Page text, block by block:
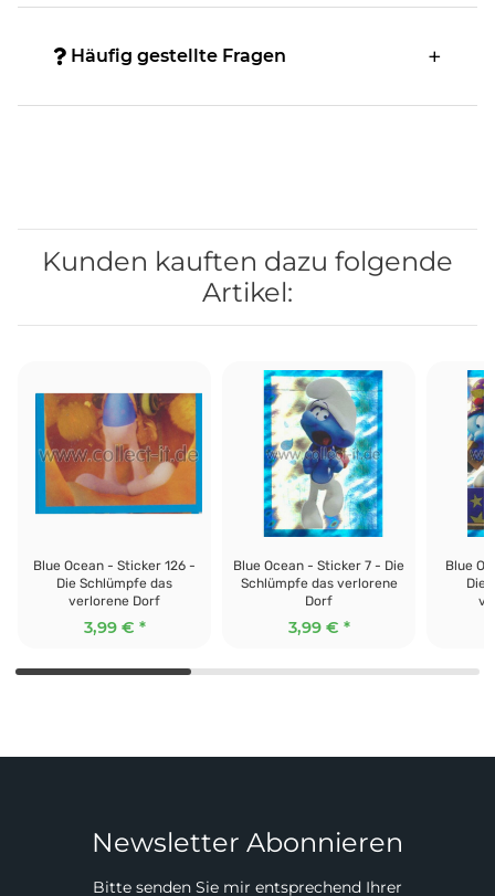
Häufig gestellte Fragen
Kunden kauften dazu folgende
Artikel:
Blue Ocean - Sticker 126 -
Die Schlümpfe das
verlorene Dorf
3,99 € *
Blue Ocean - Sticker 7 - Die
Schlümpfe das verlorene
Dorf
3,99 € *
Blue
Die
Newsletter Abonnieren
Bitte senden Sie mir entsprechend Ihrer